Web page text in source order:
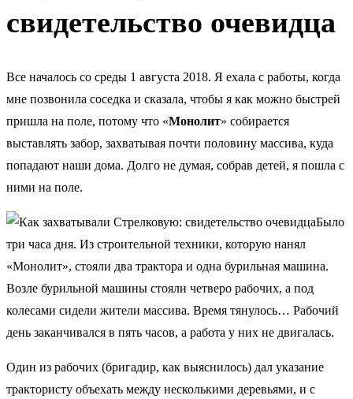
свидетельство очевидца
Все началось со среды 1 августа 2018. Я ехала с работы, когда
мне позвонила соседка и сказала, чтобы я как можно быстрей
пришла на поле, потому что «Монолит» собирается
выставлять забор, захватывая почти половину массива, куда
попадают наши дома. Долго не думая, собрав детей, я пошла с
ними на поле.
Было
три часа дня. Из строительной техники, которую нанял
«Монолит», стояли два трактора и одна бурильная машина.
Возле бурильной машины стояли четверо рабочих, а под
колесами сидели жители массива. Время тянулось… Рабочий
день заканчивался в пять часов, а работа у них не двигалась.
Один из рабочих (бригадир, как выяснилось) дал указание
трактористу объехать между несколькими деревьями, и с